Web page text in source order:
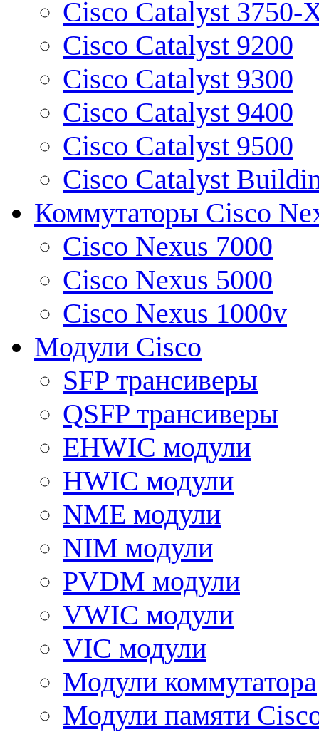
Cisco Catalyst 3750-
Cisco Catalyst 9200
Cisco Catalyst 9300
Cisco Catalyst 9400
Cisco Catalyst 9500
Cisco Catalyst
Коммутаторы Cisco
Cisco Nexus 7000
Cisco Nexus 5000
Cisco Nexus 1000v
Модули Cisco
SFP трансиверы
QSFP трансиверы
EHWIC модули
HWIC модули
NME модули
NIM модули
PVDM модули
VWIC модули
VIC модули
Модули коммутатора
Модули памяти